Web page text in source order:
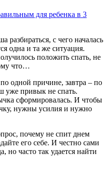
для ребенка в 3
с чего началась
одна и та же ситуация.
положить спать, не
что…
одной причине, завтра – по
уже привык не спать.
сформировалась. И чтобы
нужны усилия и нужно
почему не спит днем
его себе. И честно сами
но часто так удается найти